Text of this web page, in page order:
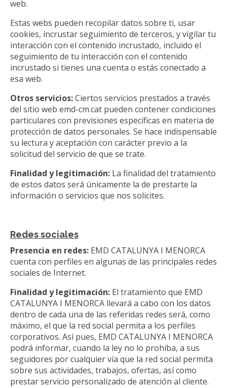
web.
Estas webs pueden recopilar datos sobre ti, usar
cookies, incrustar seguimiento de terceros, y vigilar tu
interacción con el contenido incrustado, incluido el
seguimiento de tu interacción con el contenido
incrustado si tienes una cuenta o estás conectado a
esa web.
Otros servicios:Ciertos servicios prestados a través
del sitio web emd-cm.cat pueden contener condiciones
particulares con previsiones específicas en materia de
protección de datos personales. Se hace indispensable
su lectura y aceptación con carácter previo a la
solicitud del servicio de que se trate.
Finalidad y legitimación: La finalidad del tratamiento
de estos datos será únicamente la de prestarte la
información o servicios que nos solicites.
Redes sociales
Presencia en redes: EMD CATALUNYA I MENORCA
cuenta con perfiles en algunas de las principales redes
sociales de Internet.
Finalidad y legitimación: El tratamiento que EMD
CATALUNYA I MENORCA llevará a cabo con los datos
dentro de cada una de las referidas redes será, como
máximo, el que la red social permita a los perfiles
corporativos. Así pues, EMD CATALUNYA I MENORCA
podrá informar, cuando la ley no lo prohíba, a sus
seguidores por cualquier vía que la red social permita
sobre sus actividades, trabajos, ofertas, así como
prestar servicio personalizado de atención al cliente.